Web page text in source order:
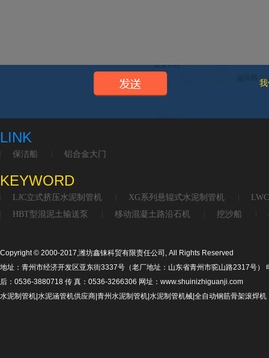
LINK
保洁船 铝合金大门
KEYWORD
LJC立式挤压水泥制管机 XG系列悬辊式水泥制管机
HBT型混泥土输送泵
移动混凝土路沿石机 挖沙船
Copyright © 2000-2017,潍坊鑫铼科贸有限责任公司, All Rights Reserved
地址：青州市经济开发区亚东街3337号（老厂地址：山东省青州市驼山路2317号
后：0536-3880718 传 真：0536-3266306 网址：www.shuinizhiguanji.com
水泥制管机|水泥涵管机供应商|青州水泥制管机|水泥制管机械|全自动钢筋骨架滚焊机